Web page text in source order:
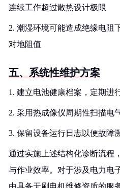
连续工作超过散热设计极限
2. 潮湿环境可能造成绝缘电阻
对地阻值
五、系统性维护方案
1. 建立电池健康档案，定期进
2. 采用热成像仪周期性扫描电
3. 保留设备运行日志以便故障
通过实施上述结构化诊断流程
与作业效率。对于涉及电力电
由具备无刷电机维修资质的服